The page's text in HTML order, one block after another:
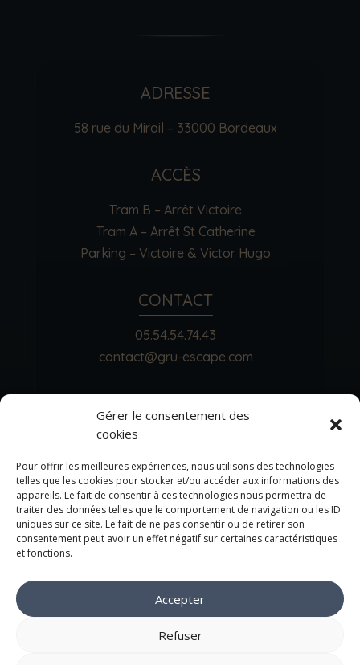
Gérer le consentement des
cookies
Pour offrir les meilleures expériences, nous utilisons des technologies
telles que les cookies pour stocker et/ou accéder aux informations des
appareils. Le fait de consentir à ces technologies nous permettra de
traiter des données telles que le comportement de navigation ou les ID
uniques sur ce site. Le fait de ne pas consentir ou de retirer son
consentement peut avoir un effet négatif sur certaines caractéristiques
et fonctions.
Accepter
Refuser
ADRESSE
58 rue du Mirail – 33000 Bordeaux
ACCÈS
Tram B – Arrêt Victoire
Tram A – Arrêt St Catherine
Parking – Victoire & Victor Hugo
CONTACT
05.54.54.74.43
contact@gru-escape.com
Escape Game :Du mercredi au dimanche de
Bar :Du jeudi au samedi de 18h00 à 00h00
Conditions Générales de Ventes
Mentions Légales